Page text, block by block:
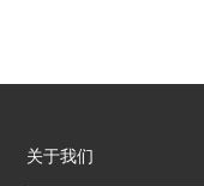
关于我们